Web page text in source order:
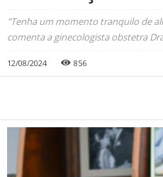
"Tenha um momento tranquilo de
comenta a ginecologista obstetra
12/08/2024 856